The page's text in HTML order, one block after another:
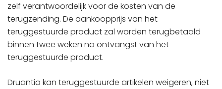
zelf verantwoordelijk voor de kosten van de
terugzending. De aankoopprijs van het
teruggestuurde product zal worden terugbetaald
binnen twee weken na ontvangst van het
teruggestuurde product.
Druantia kan teruggestuurde artikelen weigeren, niet